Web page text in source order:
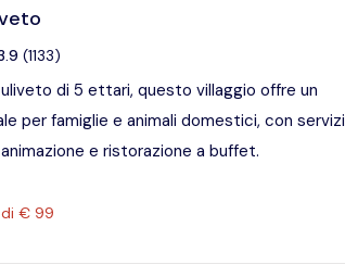
(1133)
di 5 ettari, questo villaggio offre un
per famiglie e animali domestici, con servizi
e ristorazione a buffet.
€ 99